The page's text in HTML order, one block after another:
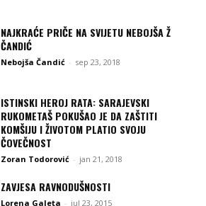
NAJKRAĆE PRIČE NA SVIJETU NEBOJŠA Ž
ČANDIĆ
Nebojša Čandić - sep 23, 2018
ISTINSKI HEROJ RATA: SARAJEVSKI
RUKOMETAŠ POKUŠAO JE DA ZAŠTITI
KOMŠIJU I ŽIVOTOM PLATIO SVOJU
ČOVEČNOST
Zoran Todorović - jan 21, 2018
ZAVJESA RAVNODUŠNOSTI
Lorena Galeta - jul 23, 2015